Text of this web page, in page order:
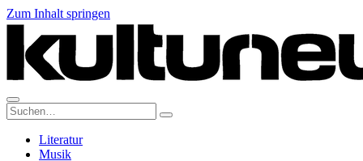
Zum Inhalt springen
Suche:
Literatur
Musik